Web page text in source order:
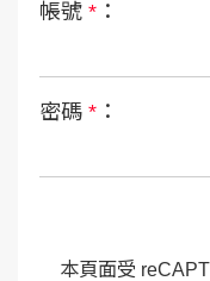
帳號 * ：
密碼 * ：
本頁面受